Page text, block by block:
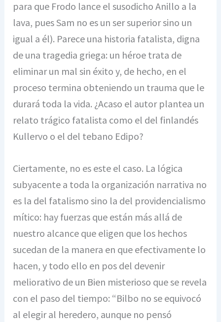
para que Frodo lance el susodicho Anillo a la
lava, pues Sam no es un ser superior sino un
igual a él). Parece una historia fatalista, digna
de una tragedia griega: un héroe trata de
eliminar un mal sin éxito y, de hecho, en el
proceso termina obteniendo un trauma que le
durará toda la vida. ¿Acaso el autor plantea un
relato trágico fatalista como el del finlandés
Kullervo o el del tebano Edipo?
Ciertamente, no es este el caso. La lógica
subyacente a toda la organización narrativa no
es la del fatalismo sino la del providencialismo
mítico: hay fuerzas que están más allá de
nuestro alcance que eligen que los hechos
sucedan de la manera en que efectivamente lo
hacen, y todo ello en pos del devenir
meliorativo de un Bien misterioso que se revela
con el paso del tiempo: “Bilbo no se equivocó
al elegir al heredero, aunque no pensó